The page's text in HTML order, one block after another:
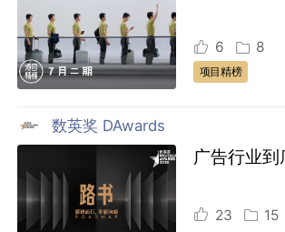
6 8
项目精榜
数英奖 DAwards
广告行业到
23 15